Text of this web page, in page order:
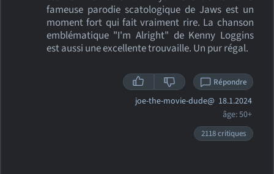
fameuse parodie scatologique de Jaws est un
moment fort qui fait vraiment rire. La chanson
emblématique "I'm Alright" de Kenny Loggins
est aussi une excellente trouvaille. Un pur régal.
Répondre
joe-the-movie-dude@ 18.1.2024
âge: 50+
2118 critiques